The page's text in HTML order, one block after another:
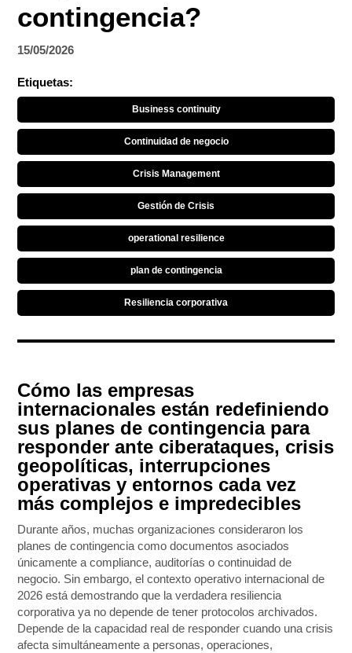
contingencia?
15/05/2026
Etiquetas:
Business continuity
Continuidad de negocio
Crisis Management
Gestión de Crisis
operational resilience
plan de contingencia
Resiliencia corporativa
Cómo las empresas
internacionales están redefiniendo
sus planes de contingencia para
responder ante ciberataques, crisis
geopolíticas, interrupciones
operativas y entornos cada vez
más complejos e impredecibles
Durante años, muchas organizaciones consideraron los
planes de contingencia como documentos asociados
únicamente a compliance, auditorías o continuidad de
negocio. Sin embargo, el contexto operativo internacional de
2026 está demostrando que la verdadera resiliencia
corporativa ya no depende de tener protocolos archivados.
Depende de la capacidad real de responder cuando una crisis
afecta simultáneamente a personas, operaciones,